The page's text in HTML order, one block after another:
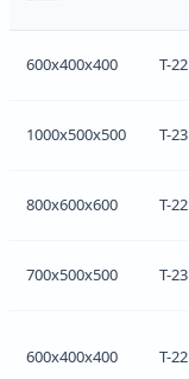
600x400x400 Т-22
1000x500x500 Т-23
800x600x600 Т-22
700x500x500 Т-23
600x400x400 Т-22